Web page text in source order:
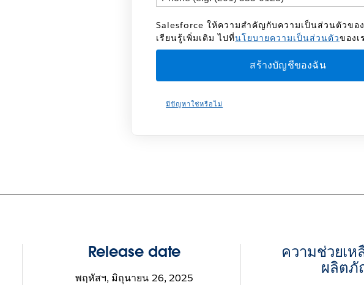
Salesforce ให้ความสำคัญกับความเป็นส่วนตัวขอ
เรียนรู้เพิ่มเติม ไปที่นโยบายความเป็นส่วนตัวของเ
มีปัญหาใช่หรือไม่
Release date
พฤหัสฯ, มิถุนายน 26, 2025
ความช่วยเห
ผลิต